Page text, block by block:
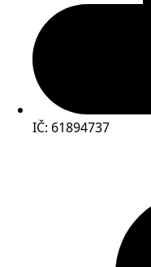
IČ: 61894737